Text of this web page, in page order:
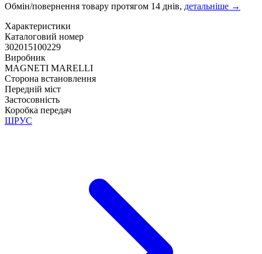
Обмін/повернення товару протягом 14 днів, детальніше →
Характеристики
Каталоговий номер
302015100229
Виробник
MAGNETI MARELLI
Сторона встановлення
Передній міст
Застосовність
Коробка передач
ШРУС